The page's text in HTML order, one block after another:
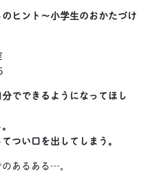
ヒント 〜小学生のおかたづけ
でできるようになってほし
つい口を出してしまう。
あるある…。